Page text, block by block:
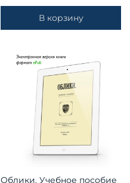
В корзину
Облики. Учебное пособие